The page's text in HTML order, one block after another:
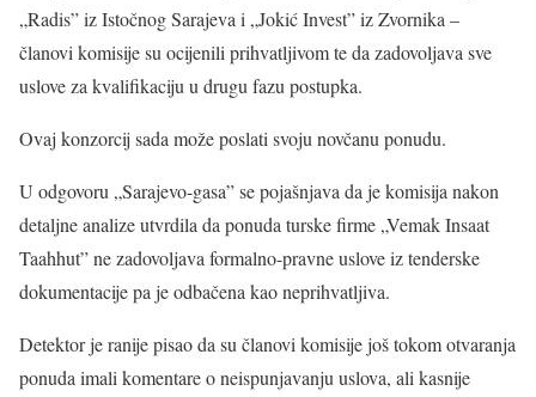
„Radis” iz Istočnog Sarajeva i „Jokić Invest” iz Zvornika –
članovi komisije su ocijenili prihvatljivom te da zadovoljava sve
uslove za kvalifikaciju u drugu fazu postupka.
Ovaj konzorcij sada može poslati svoju novčanu ponudu.
U odgovoru „Sarajevo-gasa” se pojašnjava da je komisija nakon
detaljne analize utvrdila da ponuda turske firme „Vemak Insaat
Taahhut” ne zadovoljava formalno-pravne uslove iz tenderske
dokumentacije pa je odbačena kao neprihvatljiva.
Detektor je ranije pisao da su članovi komisije još tokom otvaranja
ponuda imali komentare o neispunjavanju uslova, ali kasnije